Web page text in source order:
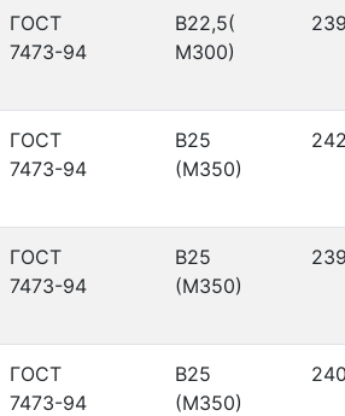
ГОСТ
7473-94
В22,5(
М300)
ГОСТ
7473-94
В25
(М350)
ГОСТ
7473-94
В25
(М350)
ГОСТ
7473-94
В25
(М350)